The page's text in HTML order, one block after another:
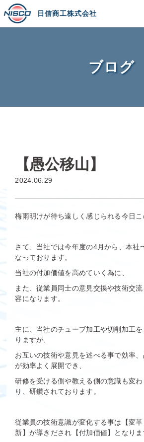
日信商工株式会社
ブログ
【愚公移山】
2024.06.29
梅雨明けが待ち遠しく感じられる今日こ
さて、当社では今年度の4月から、本社
なっております。
当社の付加価値を高めていく為に、
また、従業員同士の意見交換や技術交
容になります。
主に、当社のチューブ加工や切削加工
りますが、
お互いの技術や意見を述べる事で効率
が効率よく展開でき、
研修を受ける側や教える側の意識も変
り、研鑽されております。
従業員の技術意識が変化する事は【変
新】が導きだされ【付加価値】となりま